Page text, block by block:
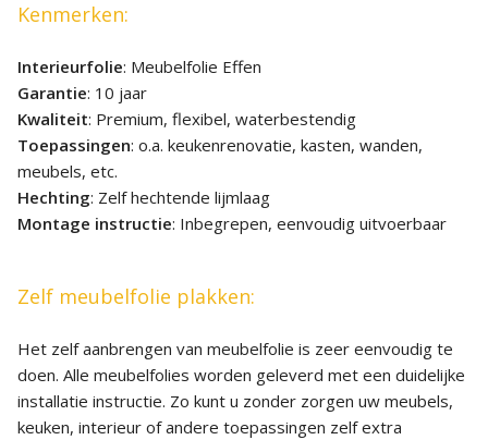
Kenmerken:
Interieurfolie: Meubelfolie Effen
Garantie: 10 jaar
Kwaliteit: Premium, flexibel, waterbestendig
Toepassingen: o.a. keukenrenovatie, kasten, wanden,
meubels, etc.
Hechting: Zelf hechtende lijmlaag
Montage instructie: Inbegrepen, eenvoudig uitvoerbaar
Zelf meubelfolie plakken:
Het zelf aanbrengen van meubelfolie is zeer eenvoudig te
doen. Alle meubelfolies worden geleverd met een duidelijke
installatie instructie. Zo kunt u zonder zorgen uw meubels,
keuken, interieur of andere toepassingen zelf extra